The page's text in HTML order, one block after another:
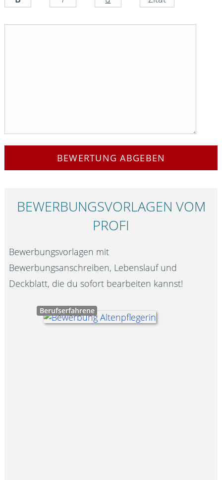
BEWERTUNG ABGEBEN
BEWERBUNGS­VORLAGEN VOM
PROFI
Bewerbungsvorlagen mit
Bewerbungsanschreiben, Lebenslauf und
Deckblatt, die du sofort bearbeiten kannst!
Berufserfahrene